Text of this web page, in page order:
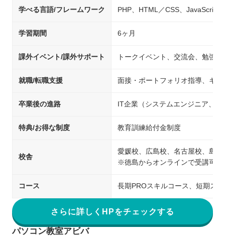
学べる言語/フレームワーク PHP、HTML／CSS、JavaScript
学習期間 6ヶ月
課外イベント/課外サポート トークイベント、交流会、勉強
就職/転職支援 面接・ポートフォリオ指導、キ
卒業後の進路 IT企業（システムエンジニア、
特典/お得な制度 教育訓練給付金制度
校舎
愛媛校、広島校、名古屋校、島根
※徳島からオンラインで受講可能
コース 長期PROスキルコース、短期ス
さらに詳しくHPをチェックする
パソコン教室アビバ